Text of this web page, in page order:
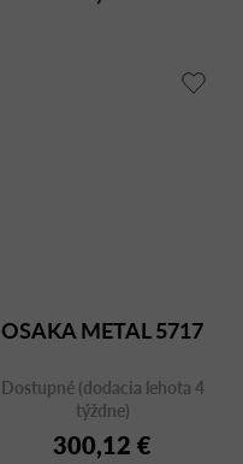
OSAKA METAL 5717
Dostupné (dodacia lehota 4
týždne)
300,12 €